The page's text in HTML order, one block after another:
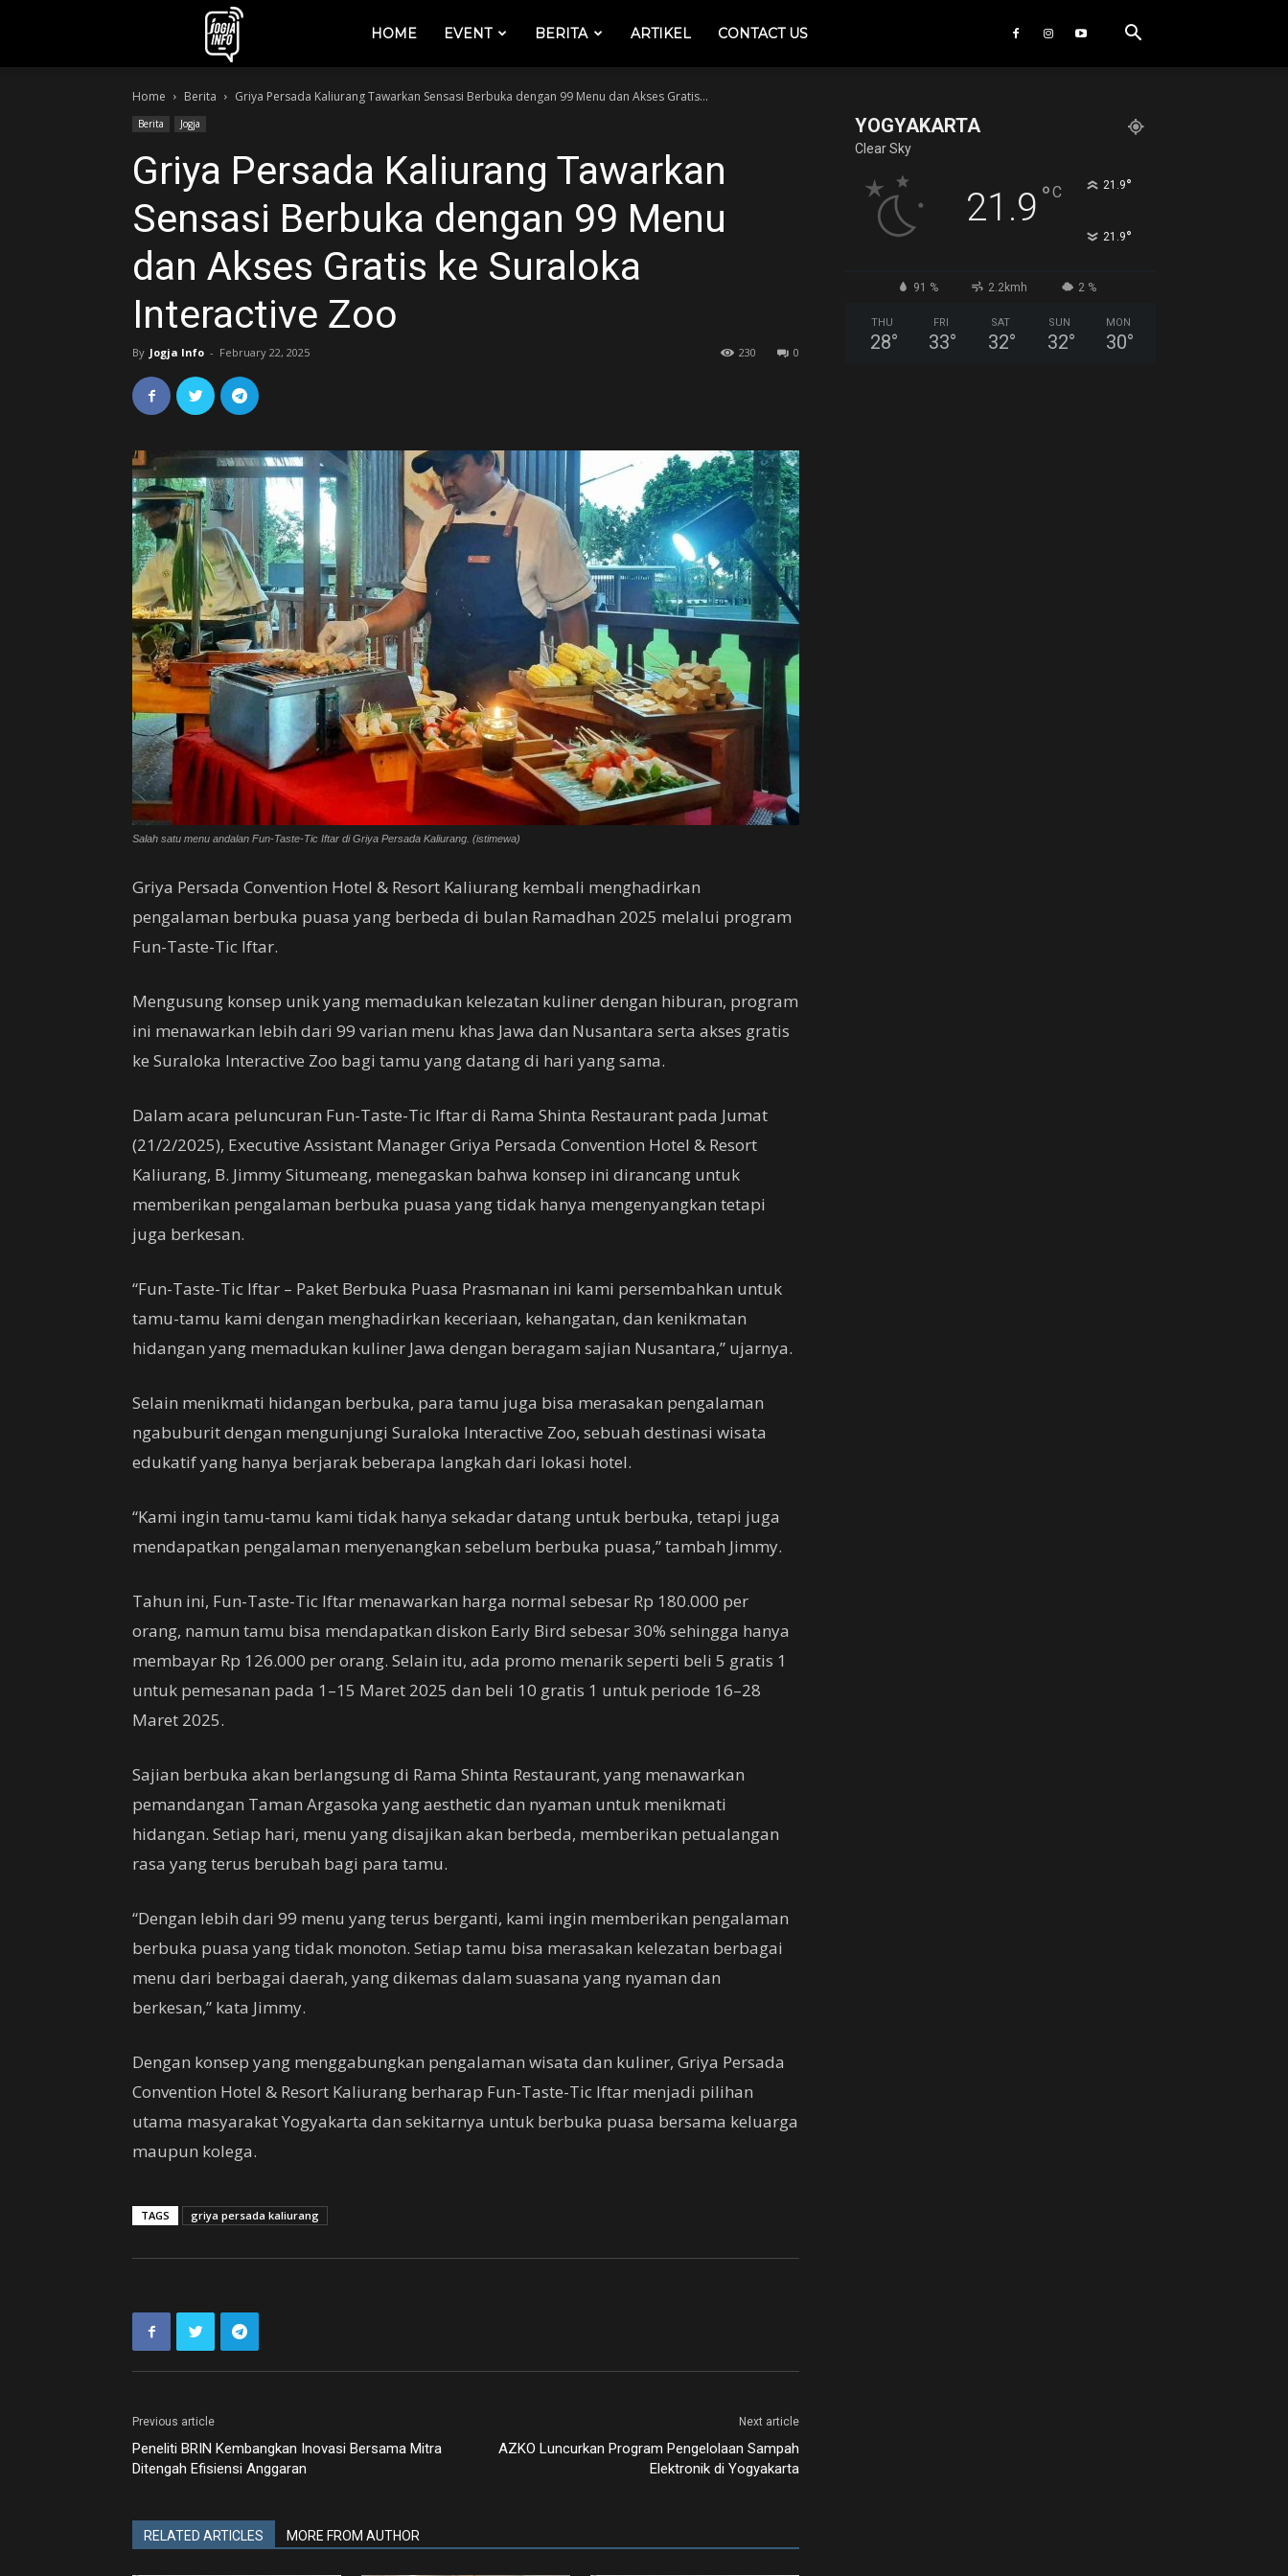
jogjainfo.idHOME EVENT BERITA ARTIKEL CONTACT US
Home Berita Griya Persada Kaliurang Tawarkan Sensasi Berbuka dengan 99 Menu dan Akses Gratis...
Berita Jogja
Griya Persada Kaliurang Tawarkan
Sensasi Berbuka dengan 99 Menu
dan Akses Gratis ke Suraloka
Interactive Zoo
By Jogja Info - February 22, 2025 0
230
Salah satu menu andalan Fun-Taste-Tic Iftar di Griya Persada Kaliurang. (istimewa)
Griya Persada Convention Hotel & Resort Kaliurang kembali menghadirkan
pengalaman berbuka puasa yang berbeda di bulan Ramadhan 2025 melalui program
Fun-Taste-Tic Iftar.
Mengusung konsep unik yang memadukan kelezatan kuliner dengan hiburan, program
ini menawarkan lebih dari 99 varian menu khas Jawa dan Nusantara serta akses gratis
ke Suraloka Interactive Zoo bagi tamu yang datang di hari yang sama.
Dalam acara peluncuran Fun-Taste-Tic Iftar di Rama Shinta Restaurant pada Jumat
(21/2/2025), Executive Assistant Manager Griya Persada Convention Hotel & Resort
Kaliurang, B. Jimmy Situmeang, menegaskan bahwa konsep ini dirancang untuk
memberikan pengalaman berbuka puasa yang tidak hanya mengenyangkan tetapi
juga berkesan.
“Fun-Taste-Tic Iftar – Paket Berbuka Puasa Prasmanan ini kami persembahkan untuk
tamu-tamu kami dengan menghadirkan keceriaan, kehangatan, dan kenikmatan
hidangan yang memadukan kuliner Jawa dengan beragam sajian Nusantara,” ujarnya.
Selain menikmati hidangan berbuka, para tamu juga bisa merasakan pengalaman
ngabuburit dengan mengunjungi Suraloka Interactive Zoo, sebuah destinasi wisata
edukatif yang hanya berjarak beberapa langkah dari lokasi hotel.
“Kami ingin tamu-tamu kami tidak hanya sekadar datang untuk berbuka, tetapi juga
mendapatkan pengalaman menyenangkan sebelum berbuka puasa,” tambah Jimmy.
Tahun ini, Fun-Taste-Tic Iftar menawarkan harga normal sebesar Rp 180.000 per
orang, namun tamu bisa mendapatkan diskon Early Bird sebesar 30% sehingga hanya
membayar Rp 126.000 per orang. Selain itu, ada promo menarik seperti beli 5 gratis 1
untuk pemesanan pada 1–15 Maret 2025 dan beli 10 gratis 1 untuk periode 16–28
Maret 2025.
Sajian berbuka akan berlangsung di Rama Shinta Restaurant, yang menawarkan
pemandangan Taman Argasoka yang aesthetic dan nyaman untuk menikmati
hidangan. Setiap hari, menu yang disajikan akan berbeda, memberikan petualangan
rasa yang terus berubah bagi para tamu.
“Dengan lebih dari 99 menu yang terus berganti, kami ingin memberikan pengalaman
berbuka puasa yang tidak monoton. Setiap tamu bisa merasakan kelezatan berbagai
menu dari berbagai daerah, yang dikemas dalam suasana yang nyaman dan
berkesan,” kata Jimmy.
Dengan konsep yang menggabungkan pengalaman wisata dan kuliner, Griya Persada
Convention Hotel & Resort Kaliurang berharap Fun-Taste-Tic Iftar menjadi pilihan
utama masyarakat Yogyakarta dan sekitarnya untuk berbuka puasa bersama keluarga
maupun kolega.
TAGS griya persada kaliurang
Previous article
Peneliti BRIN Kembangkan Inovasi Bersama Mitra
Ditengah Efisiensi Anggaran
Next article
AZKO Luncurkan Program Pengelolaan Sampah
Elektronik di Yogyakarta
RELATED ARTICLES MORE FROM AUTHOR
YOGYAKARTA
Clear Sky
21.9 °C 21.9°
21.9°
91 % 2.2kmh 2 %
THU
28°
FRI
33°
SAT
32°
SUN
32°
MON
30°